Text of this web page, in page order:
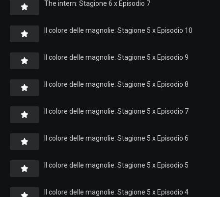
The intern: Stagione 6 x Episodio 7
Il colore delle magnolie: Stagione 5 x Episodio 10
Il colore delle magnolie: Stagione 5 x Episodio 9
Il colore delle magnolie: Stagione 5 x Episodio 8
Il colore delle magnolie: Stagione 5 x Episodio 7
Il colore delle magnolie: Stagione 5 x Episodio 6
Il colore delle magnolie: Stagione 5 x Episodio 5
Il colore delle magnolie: Stagione 5 x Episodio 4